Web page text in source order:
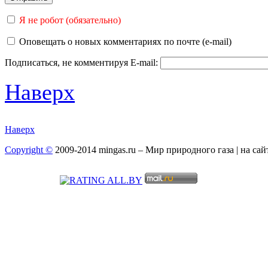
Я не робот (обязательно)
Оповещать о новых комментариях по почте (e-mail)
Подписаться, не комментируя E-mail:
Наверх
Наверх
Copyright © 2009-2014 mingas.ru – Мир природного газа | на